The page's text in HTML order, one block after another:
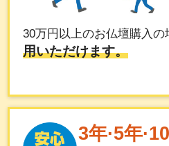
30万円以上のお仏壇購入の
用いただけます。
3年·5年